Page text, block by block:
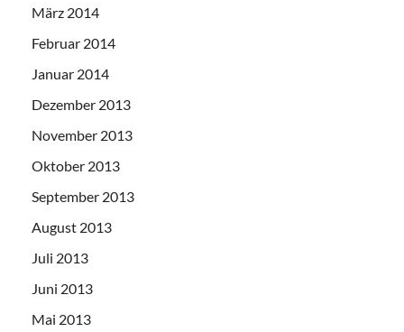
März 2014
Februar 2014
Januar 2014
Dezember 2013
November 2013
Oktober 2013
September 2013
August 2013
Juli 2013
Juni 2013
Mai 2013